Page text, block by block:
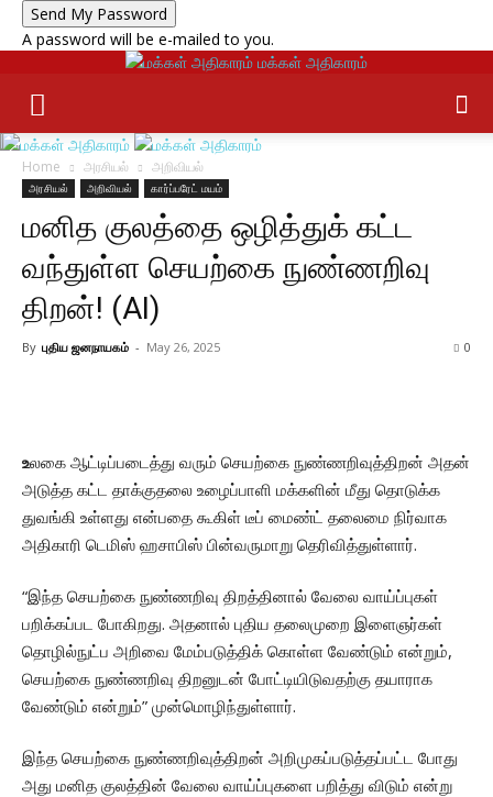
A password will be e-mailed to you.
மக்கள் அதிகாரம்
Home அரசியல் அறிவியல்
அரசியல் அறிவியல் கார்ப்பரேட் மயம்
மனித குலத்தை ஒழித்துக் கட்ட
வந்துள்ள செயற்கை நுண்ணறிவு
திறன்! (AI)
By புதிய ஜனநாயகம் - May 26, 2025 0
உலகை ஆட்டிப்படைத்து வரும் செயற்கை நுண்ணறிவுத்திறன் அதன்
அடுத்த கட்ட தாக்குதலை உழைப்பாளி மக்களின் மீது தொடுக்க
துவங்கி உள்ளது என்பதை கூகிள் டீப் மைண்ட் தலைமை நிர்வாக
அதிகாரி டெமிஸ் ஹசாபிஸ் பின்வருமாறு தெரிவித்துள்ளார்.
“இந்த செயற்கை நுண்ணறிவு திறத்தினால் வேலை வாய்ப்புகள்
பறிக்கப்பட போகிறது. அதனால் புதிய தலைமுறை இளைஞர்கள்
தொழில்நுட்ப அறிவை மேம்படுத்திக் கொள்ள வேண்டும் என்றும்,
செயற்கை நுண்ணறிவு திறனுடன் போட்டியிடுவதற்கு தயாராக
வேண்டும் என்றும்” முன்மொழிந்துள்ளார்.
இந்த செயற்கை நுண்ணறிவுத்திறன் அறிமுகப்படுத்தப்பட்ட போது
அது மனித குலத்தின் வேலை வாய்ப்புகளை பறித்து விடும் என்று